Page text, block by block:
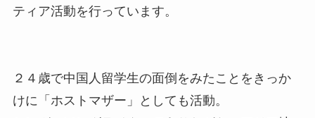
ティア活動を行っています。
２４歳で中国人留学生の面倒をみたことをきっか
けに「ホストマザー」としても活動。